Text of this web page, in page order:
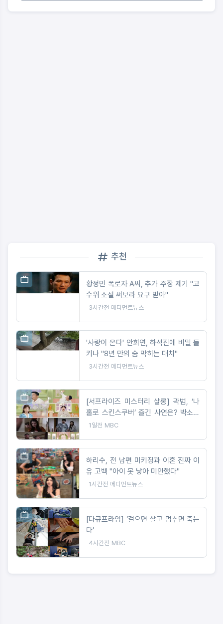
추천
황정민 폭로자 A씨, 추가 주장 제기 "고
수위 소설 써보라 요구 받아"
3시간전 메디먼트뉴스
'사랑이 온다' 안희연, 하석진에 비밀 들
키나 "8년 만의 숨 막히는 대치"
3시간전 메디먼트뉴스
[서프라이즈 미스터리 살롱] 곽범, ‘나
홀로 스킨스쿠버’ 즐긴 사연은? 박소영
아나 “절대 이해 못해!”
1일전 MBC
하리수, 전 남편 미키정과 이혼 진짜 이
유 고백 "아이 못 낳아 미안했다"
1시간전 메디먼트뉴스
[다큐프라임] ‘걸으면 살고 멈추면 죽는
다’
4시간전 MBC